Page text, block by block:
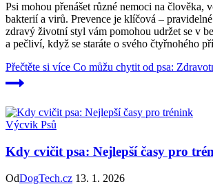
Psi mohou přenášet různé nemoci na člověka,
bakterií a virů. Prevence je klíčová –
zdravý životní styl vám pomohou udržet se v
a pečliví, když se staráte o svého čtyřnohého
Přečtěte si více Co můžu chytit od psa:
Výcvik Psů
Kdy cvičit psa: Nejlepší časy pro
OdDogTech.cz 13. 1. 2026